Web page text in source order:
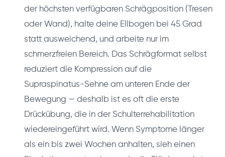
der höchsten verfügbaren Schrägposition (Tresen
oder Wand), halte deine Ellbogen bei 45 Grad
statt ausweichend, und arbeite nur im
schmerzfreien Bereich. Das Schrägformat selbst
reduziert die Kompression auf die
Supraspinatus-Sehne am unteren Ende der
Bewegung — deshalb ist es oft die erste
Drückübung, die in der Schulterrehabilitation
wiedereingeführt wird. Wenn Symptome länger
als ein bis zwei Wochen anhalten, sieh einen